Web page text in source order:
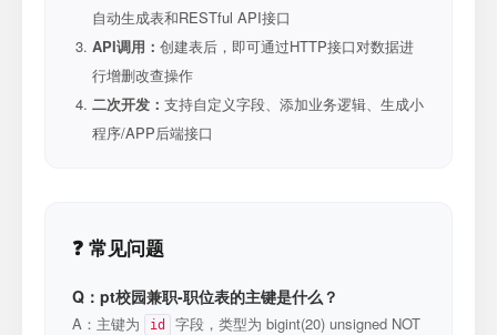
自动生成表和RESTful API接口
API调用： 创建表后，即可通过HTTP接口对数据进
行增删改查操作
二次开发： 支持自定义字段、添加业务逻辑、生成小
程序/APP后端接口
❓ 常见问题
Q：pt校园兼职-职位表的主键是什么？
A：主键为 id
字段，类型为 bigint(20) unsigned NOT